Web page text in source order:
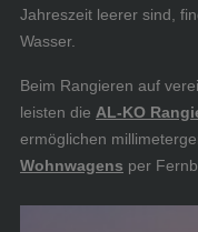
Jahreszeit leerer sind,
Wasser.
Beim Rangieren auf
leisten die AL-KO
ermöglichen
Wohnwagens per